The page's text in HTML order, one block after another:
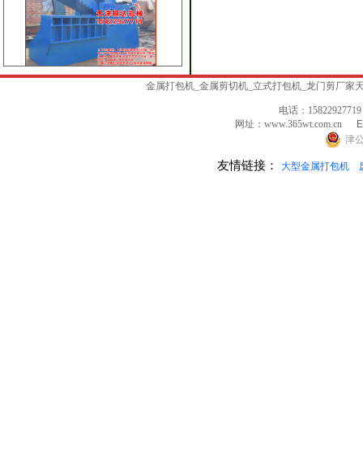
230型快速废钢剪切机...
金属打包机_金属剪切机_立式打包机_龙门剪厂
电话：
网址：www.365wt.com.cn
津
友情链接： 大型金属打包机